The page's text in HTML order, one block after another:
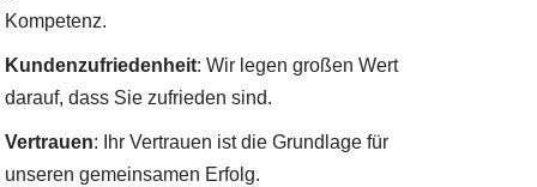
Kompetenz.
Kundenzufriedenheit: Wir legen großen Wert
darauf, dass Sie zufrieden sind.
Vertrauen: Ihr Vertrauen ist die Grundlage für
unseren gemeinsamen Erfolg.